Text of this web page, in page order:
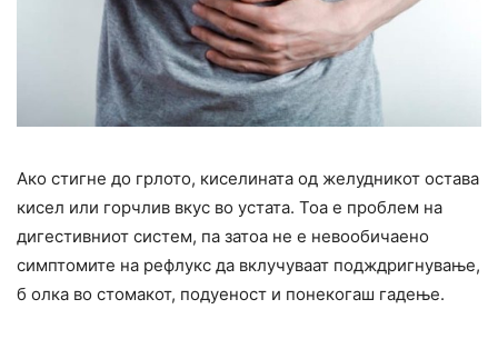
Ако стигне до грлото, киселината од желудникот остава
кисел или горчлив вкус во устата. Тоа е проблем на
дигестивниот систем, па затоа не е невообичаено
симптомите на рефлукс да вклучуваат подждригнување,
б олка во стомакот, подуеност и понекогаш гадење.